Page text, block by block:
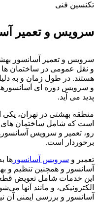
تکنسین فنی
سرویس و تعمیر
سرویس و تعمیر آسانسور
و نقل عمومی در ساختمان
هستند. در طول زمان و به دلیل
و سرویس دوره ای
پدید می آید.
منطقه بهشتی در تهران،
است که شامل ساختمان های
رو، تعمیر و سرویس
برخوردار است.
تعمیر و سرویس آسانسور ها
آسانسور و همچنین تنظیم و
این خدمات شامل تعویض
الکترونیکی، و مانند آنها
آسانسور و بررسی ایمنی